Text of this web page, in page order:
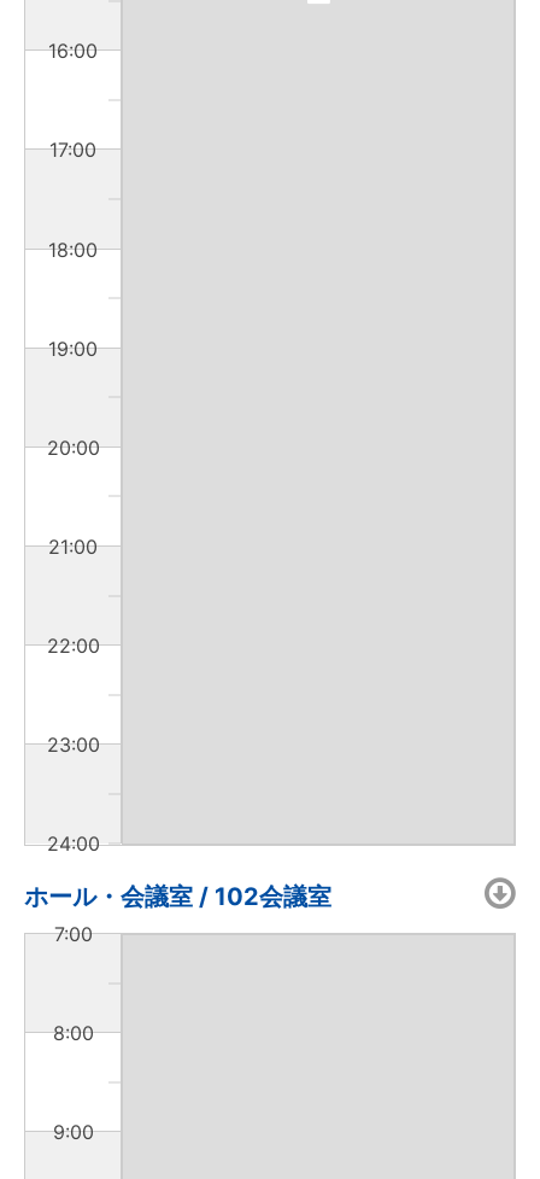
16:00
17:00
18:00
19:00
20:00
21:00
22:00
23:00
24:00
ホール・会議室 / 102会議室
7:00
8:00
9:00